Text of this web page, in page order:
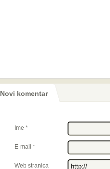
Novi komentar
Ime *
E-mail *
Web stranica